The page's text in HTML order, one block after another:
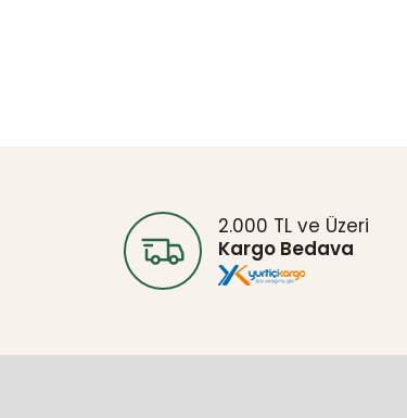
2.000 TL ve Üzeri
Kargo Bedava